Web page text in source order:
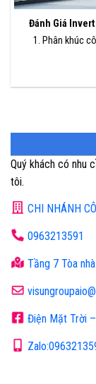
Đánh Giá
1. Phân khúc
Quý khách có nhu
tôi.
CHI NHÁNH
0963213591
Tầng 7 Tòa
Điện Mặt Trời